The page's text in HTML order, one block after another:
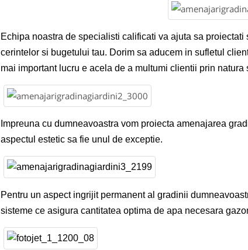
Echipa noastra de specialisti calificati va ajuta sa
cerintelor si bugetului tau. Dorim sa aducem in sufletul
mai important lucru e acela de a multumi clientii prin natura
Impreuna cu dumneavoastra vom proiecta amenajarea
aspectul estetic sa fie unul de exceptie.
Pentru un aspect ingrijit permanent al gradinii
sisteme ce asigura cantitatea optima de apa necesara